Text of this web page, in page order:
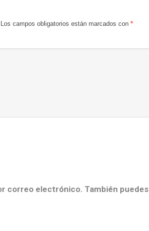
Los campos obligatorios están marcados con *
correo electrónico. También puedes